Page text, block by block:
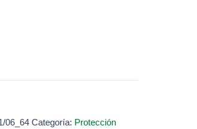
06_64 Categoría: Protección